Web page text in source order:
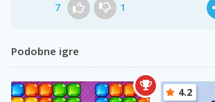
7 1
Podobne igre
4.2